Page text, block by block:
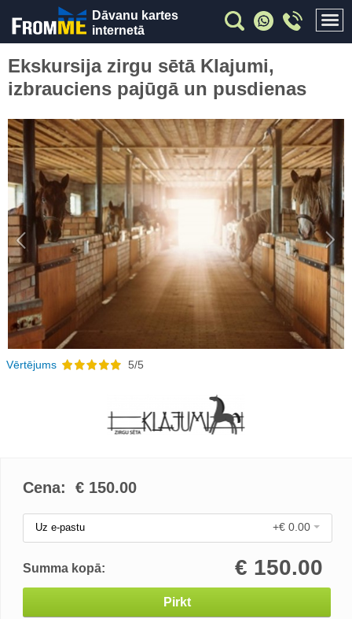
Dāvanu kartes
internetā
Ekskursija zirgu sētā Klajumi,
izbrauciens pajūgā un pusdienas
Previous
Vērtējums 5/5
Cena: € 150.00
Uz e-pastu +€ 0.00
Summa kopā: € 150.00
Pirkt